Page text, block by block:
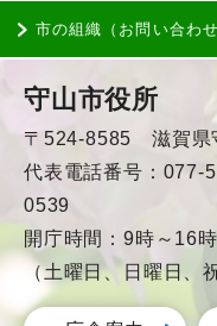
市の組織（お問い合わせ
守山市役所
〒524-8585 滋賀県
代表電話番号：
0539
開庁時間：9時～16
（土曜日、日曜日、